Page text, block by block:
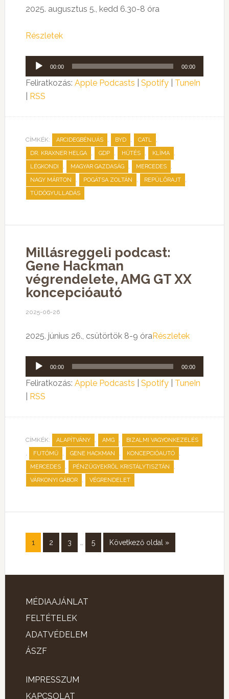
2025. augusztus 5., kedd 6.30-8 óra
Részletek
Audió
lejátszó
00:00 00:00
Feliratkozás: Apple Podcasts Spotify| TuneIn
RSS
CÍMKÉK: ARCIDEGBÉNUÁS , BYD , CATL ,
DR. KRAXNER HELGA , GDP , HŰTÉS , KLÍMA ,
LÉGKONDI , MAGYAR GAZDASÁG , MERCEDES ,
NAGY MÁRTON , POGÁTSA ZOLTÁN , REPÜLŐRAJT ,
TÜDŐGYULLADÁS
Millásreggeli podcast:
Gene Hackman
végrendelete, AMG GT XX
koncepcióautó
2025-06-26
2025. június 26., csütörtök 8-9 óraRészletek
Audió
lejátszó
00:00 00:00
Feliratkozás: Apple Podcasts Spotify| TuneIn
RSS
CÍMKÉK: ALAPÍTVÁNY , AMG , BIZALMI VAGYONKEZELÉS
, FUTÓMŰ , GENE HACKMAN , KONCEPCIÓAUTÓ ,
MERCEDES , PÉNZÜGYEKRŐL KRISTÁLYTISZTÁN ,
VÁRKONYI GÁBOR , VÉGRENDELET
1 2 3 5 Következő oldal »
MÉDIAAJÁNLAT
FELTÉTELEK
ADATVÉDELEM
ÁSZF
IMPRESSZUM
KAPCSOLAT